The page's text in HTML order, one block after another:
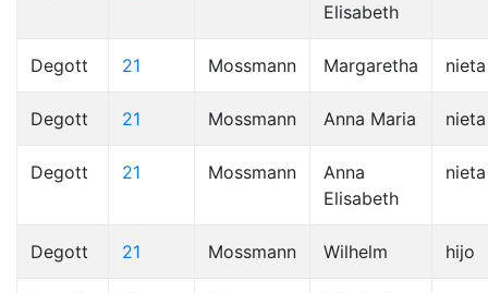
Elisabeth
Degott 21 Mossmann Margaretha nieta
Degott 21 Mossmann Anna Maria nieta
Degott 21 Mossmann
Anna
Elisabeth
nieta
Degott 21 Mossmann Wilhelm hijo